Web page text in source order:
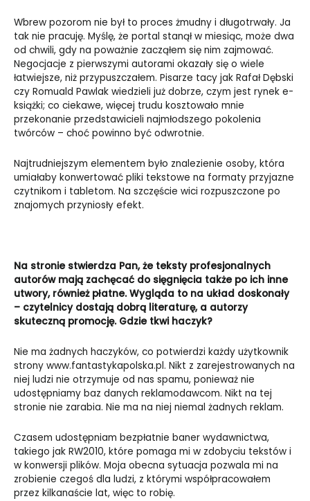
Wbrew pozorom nie był to proces żmudny i długotrwały. Ja
tak nie pracuję. Myślę, że portal stanął w miesiąc, może dwa
od chwili, gdy na poważnie zacząłem się nim zajmować.
Negocjacje z pierwszymi autorami okazały się o wiele
łatwiejsze, niż przypuszczałem. Pisarze tacy jak Rafał Dębski
czy Romuald Pawlak wiedzieli już dobrze, czym jest rynek e-
książki; co ciekawe, więcej trudu kosztowało mnie
przekonanie przedstawicieli najmłodszego pokolenia
twórców – choć powinno być odwrotnie.
Najtrudniejszym elementem było znalezienie osoby, która
umiałaby konwertować pliki tekstowe na formaty przyjazne
czytnikom i tabletom. Na szczęście wici rozpuszczone po
znajomych przyniosły efekt.
Na stronie stwierdza Pan, że teksty profesjonalnych
autorów mają zachęcać do sięgnięcia także po ich inne
utwory, również płatne. Wygląda to na układ doskonały
– czytelnicy dostają dobrą literaturę, a autorzy
skuteczną promocję. Gdzie tkwi haczyk?
Nie ma żadnych haczyków, co potwierdzi każdy użytkownik
strony www.fantastykapolska.pl. Nikt z zarejestrowanych na
niej ludzi nie otrzymuje od nas spamu, ponieważ nie
udostępniamy baz danych reklamodawcom. Nikt na tej
stronie nie zarabia. Nie ma na niej niemal żadnych reklam.
Czasem udostępniam bezpłatnie baner wydawnictwa,
takiego jak RW2010, które pomaga mi w zdobyciu tekstów i
w konwersji plików. Moja obecna sytuacja pozwala mi na
zrobienie czegoś dla ludzi, z którymi współpracowałem
przez kilkanaście lat, więc to robię.